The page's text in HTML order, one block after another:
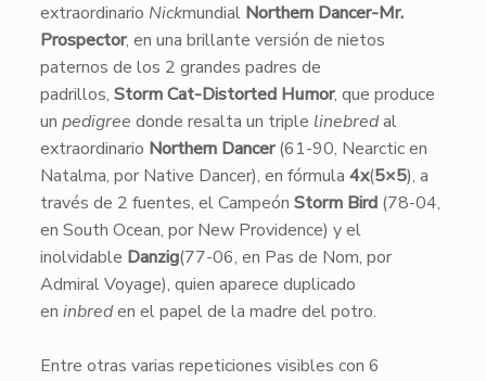
extraordinario Nickmundial Northern Dancer-Mr.
Prospector, en una brillante versión de nietos
paternos de los 2 grandes padres de
padrillos, Storm Cat-Distorted Humor, que produce
un pedigree donde resalta un triple linebredal
extraordinario Northern Dancer(61-90, Nearctic en
Natalma, por Native Dancer), en fórmula 4x(5×5), a
través de 2 fuentes, el Campeón Storm Bird(78-04,
en South Ocean, por New Providence) y el
inolvidable Danzig(77-06, en Pas de Nom, por
Admiral Voyage), quien aparece duplicado
en inbreden el papel de la madre del potro.
Entre otras varias repeticiones visibles con 6